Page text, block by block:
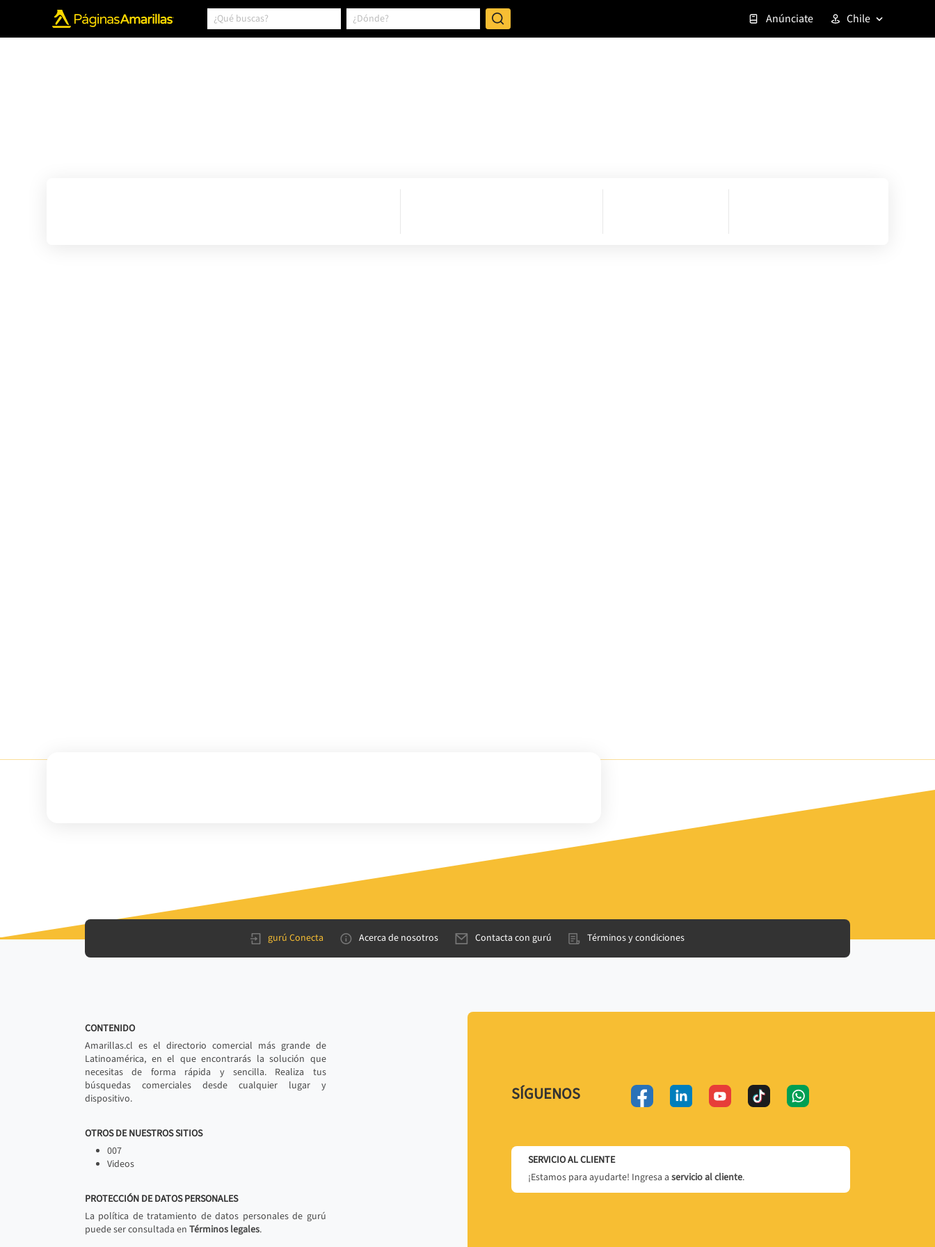
Anúnciate Chile
gurú Conecta Acerca de nosotros Contacta con gurú Términos y condiciones
CONTENIDO
Amarillas.cl es el directorio comercial más grande de
Latinoamérica, en el que encontrarás la solución que
necesitas de forma rápida y sencilla. Realiza tus
búsquedas comerciales desde cualquier lugar y
dispositivo.
OTROS DE NUESTROS SITIOS
007
Videos
PROTECCIÓN DE DATOS PERSONALES
La política de tratamiento de datos personales de gurú
puede ser consultada en Términos legales.
SÍGUENOS
SERVICIO AL CLIENTE
¡Estamos para ayudarte! Ingresa a servicio al cliente.